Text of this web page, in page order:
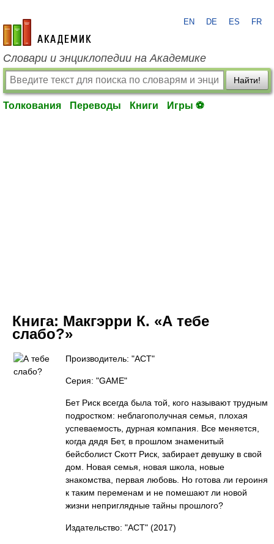
academic.ru
EN DE ES FR
Словари и энциклопедии на Академике
Найти!
Толкования Переводы Книги Игры ⚽
Книга: Макгэрри К. «А тебе
слабо?»
Производитель: "АСТ"
Серия: "GAME"
Бет Риск всегда была той, кого называют трудным
подростком: неблагополучная семья, плохая
успеваемость, дурная компания. Все меняется,
когда дядя Бет, в прошлом знаменитый
бейсболист Скотт Риск, забирает девушку в свой
дом. Новая семья, новая школа, новые
знакомства, первая любовь. Но готова ли героиня
к таким переменам и не помешают ли новой
жизни неприглядные тайны прошлого?
Издательство: "АСТ" (2017)